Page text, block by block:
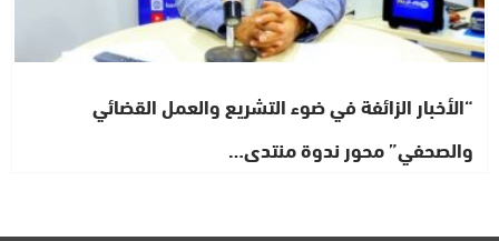
“الأخبار الزائفة في ضوء التشريع والعمل القضائي
والصحفي” محور ندوة منتدى…